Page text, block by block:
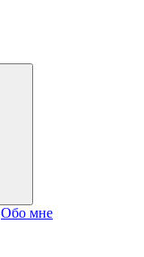
Обо мне